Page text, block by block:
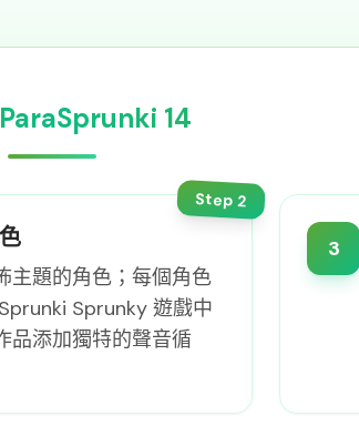
14
Step2
主題的角色；每個角色
Sprunky 遊戲中
品添加獨特的聲音循
3